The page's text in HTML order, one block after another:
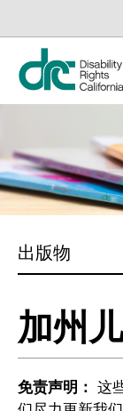
至
容
出版物
加州
免责声明： 这